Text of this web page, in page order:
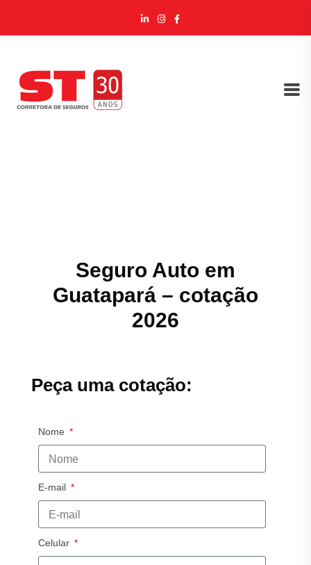
Seguro Auto em
Guatapará – cotação
2026
Peça uma cotação:
Nome
E-mail
Celular